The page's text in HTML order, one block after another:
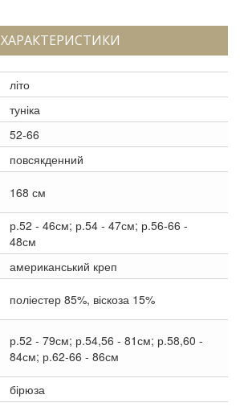
ХАРАКТЕРИСТИКИ
літо
туніка
52-66
повсякденний
168 см
р.52 - 46см; р.54 - 47см; р.56-66 -
48см
американський креп
поліестер 85%, віскоза 15%
р.52 - 79см; р.54,56 - 81см; р.58,60 -
84см; р.62-66 - 86см
бірюза